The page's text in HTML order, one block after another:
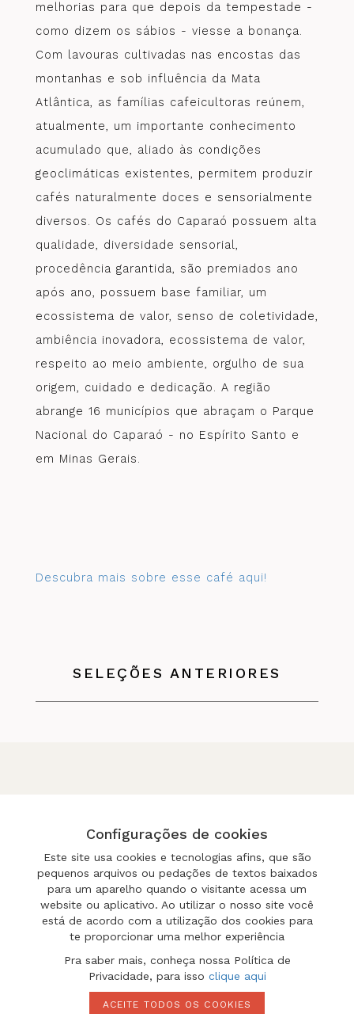
melhorias para que depois da tempestade -
como dizem os sábios - viesse a bonança.
Com lavouras cultivadas nas encostas das
montanhas e sob influência da Mata
Atlântica, as famílias cafeicultoras reúnem,
atualmente, um importante conhecimento
acumulado que, aliado às condições
geoclimáticas existentes, permitem produzir
cafés naturalmente doces e sensorialmente
diversos. Os cafés do Caparaó possuem alta
qualidade, diversidade sensorial,
procedência garantida, são premiados ano
após ano, possuem base familiar, um
ecossistema de valor, senso de coletividade,
ambiência inovadora, ecossistema de valor,
respeito ao meio ambiente, orgulho de sua
origem, cuidado e dedicação. A região
abrange 16 municípios que abraçam o Parque
Nacional do Caparaó - no Espírito Santo e
em Minas Gerais.
Descubra mais sobre esse café aqui!
SELEÇÕES ANTERIORES
BLOG CONTATO
Configurações de cookies
Este site usa cookies e tecnologias afins, que são
pequenos arquivos ou pedações de textos baixados
para um aparelho quando o visitante acessa um
website ou aplicativo. Ao utilizar o nosso site você
está de acordo com a utilização dos cookies para
te proporcionar uma melhor experiência
Pra saber mais, conheça nossa Política de
Privacidade, para isso clique aqui
ACEITE TODOS OS COOKIES